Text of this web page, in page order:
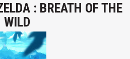
: BREATH OF THE
WILD